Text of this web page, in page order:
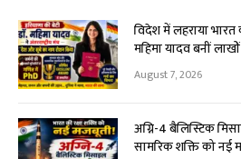
विदेश में लहराया भारत
महिमा यादव बनीं
August 7, 2026
अग्नि-4 बैलिस्टिक
सामरिक शक्ति को नई